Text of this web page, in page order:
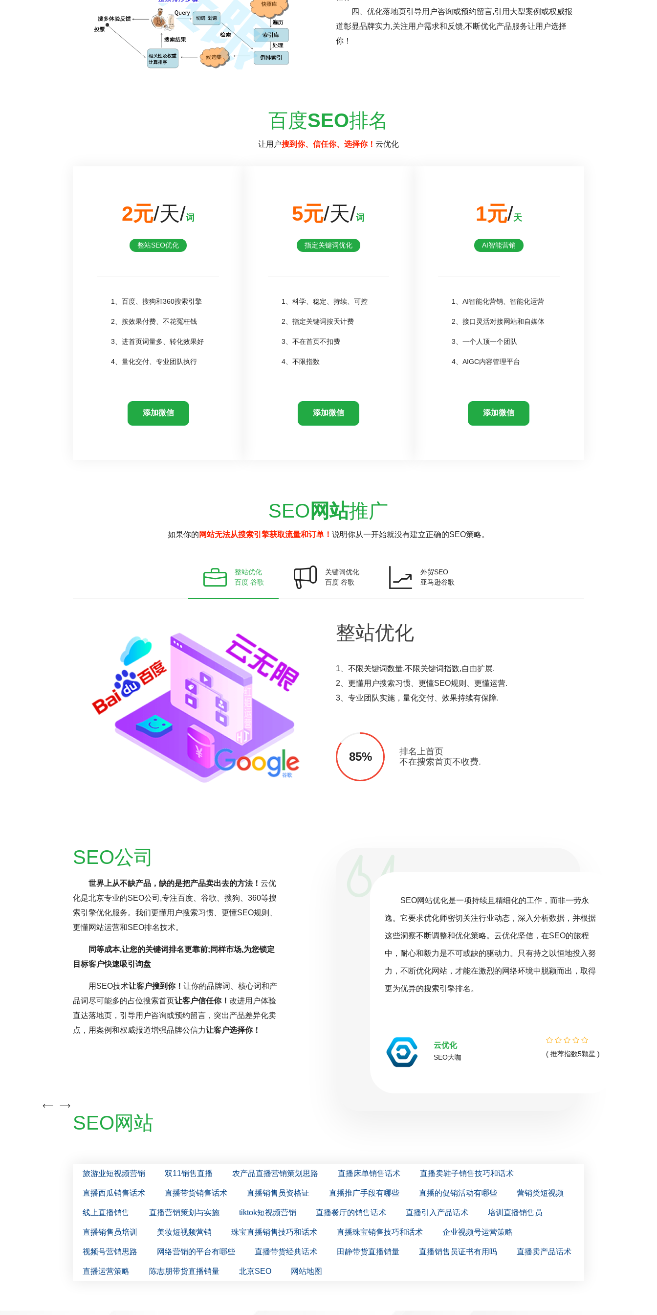
四、优化落地页引导用户咨询或预约留言,引用大型案例或权威报
道彰显品牌实力,关注用户需求和反馈,不断优化产品服务让用户选择
你！
百度SEO排名
让用户搜到你、信任你、选择你！ 云优化
2元/天/词
整站SEO优化
1、百度、搜狗和360搜索引擎
2、按效果付费、不花冤枉钱
3、进首页词量多、转化效果好
4、量化交付、专业团队执行
添加微信
5元/天/词
指定关键词优化
1、科学、稳定、持续、可控
2、指定关键词按天计费
3、不在首页不扣费
4、不限指数
添加微信
1元/天
AI智能营销
1、AI智能化营销、智能化运营
2、接口灵活对接网站和自媒体
3、一个人顶一个团队
4、AIGC内容管理平台
添加微信
SEO 网站推广
如果你的 网站无法从搜索引擎获取流量和订单！ 说明你从一开始就没有建立正确的SEO策略。
整站优化
百度 谷歌
关键词优化
百度 谷歌
外贸SEO
亚马逊谷歌
整站优化
1、不限关键词数量,不限关键词指数,自由扩展.
2、更懂用户搜索习惯、更懂SEO规则、更懂运营.
3、专业团队实施，量化交付、效果持续有保障.
85%
排名上首页
不在搜索首页不收费.
SEO公司
世界上从不缺产品，缺的是把产品卖出去的方法！云优
化是北京专业的SEO公司,专注百度、谷歌、搜狗、360等搜
索引擎优化服务。我们更懂用户搜索习惯、更懂SEO规则、
更懂网站运营和SEO排名技术。
同等成本,让您的关键词排名更靠前;同样市场,为您锁定
目标客户快速吸引询盘
用SEO技术让客户搜到你！让你的品牌词、核心词和产
品词尽可能多的占位搜索首页让客户信任你！改进用户体验
直达落地页，引导用户咨询或预约留言，突出产品差异化卖
点，用案例和权威报道增强品牌公信力让客户选择你！
对SEO效果持疑，但云优化认为，这更多与网
。关键词排名虽受多因素影响，但正确思维和
平衡用户需求和搜索引擎规则，可提升网站转
学的SEO策略将助力网站取得更好效果。
( 推荐指数5颗星 )
SEO网站优化是一项持续且精细化的工作，而非一劳永
逸。它要求优化师密切关注行业动态，深入分析数据，并根据
这些洞察不断调整和优化策略。云优化坚信，在SEO的旅程
中，耐心和毅力是不可或缺的驱动力。只有持之以恒地投入努
力，不断优化网站，才能在激烈的网络环境中脱颖而出，取得
更为优异的搜索引擎排名。
( 推荐指数5颗星 )
搜索引擎优化聚焦于站内优化、站外SEO及搜索体验。以
客户为中心，追求转化价值最大化，遵循用户需求和搜索规
则，是成功的关键。文章作为优化的一环，不仅要满足读者，
还需符合搜索引擎抓取规则。被收录的文章才有机会参与排
序。因此，明确主题、合理结构、段落清晰，并结合关键词与
主题的SEO规则创作，是文章发布的必备要素。
SEO网站
旅游业短视频营销 双11销售直播 农产品直播营销策划思路 直播床单销售话术 直播卖鞋子销售技巧和话术
直播西瓜销售话术 直播带货销售话术 直播销售员资格证 直播推广手段有哪些 直播的促销活动有哪些 营销类短视频
线上直播销售 直播营销策划与实施 tiktok短视频营销 直播餐厅的销售话术 直播引入产品话术 培训直播销售员
直播销售员培训 美妆短视频营销 珠宝直播销售技巧和话术 直播珠宝销售技巧和话术 企业视频号运营策略
视频号营销思路 网络营销的平台有哪些 直播带货经典话术 田静带货直播销量 直播销售员证书有用吗 直播卖产品话术
直播运营策略 陈志朋带货直播销量 北京SEO 网站地图